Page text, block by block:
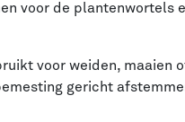
voor de plantenwortels
voor weiden, maaien
gericht